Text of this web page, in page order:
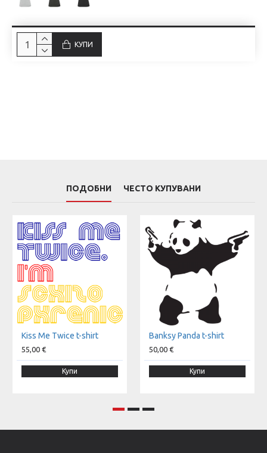
КУПИ
ПОДОБНИ ЧЕСТО КУПУВАНИ
Kiss Мe Тwice t-shirt
55,00 €
Купи
Banksy Panda t-shirt
50,00 €
Купи